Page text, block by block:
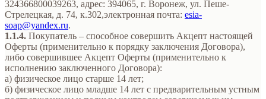
324366800039263, адрес: 394065, г. Воронеж, ул. Пеше-
Стрелецкая, д. 74, к.302,электронная почта: esia-
soap@yandex.ru.
1.1.4. Покупатель – способное совершить Акцепт настоящей
Оферты (применительно к порядку заключения Договора),
либо совершившее Акцепт Оферты (применительно к
исполнению заключенного Договора):
а) физическое лицо старше 14 лет;
б) физическое лицо младше 14 лет с предварительным устным